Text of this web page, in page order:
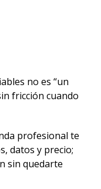
no es “un
fricción cuando
profesional te
datos y precio;
sin quedarte